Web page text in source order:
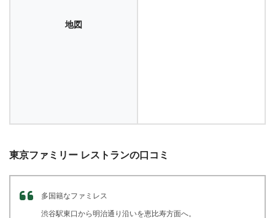
地図
東京ファミリー レストランの口コミ
多国籍なファミレス
渋谷駅東口から明治通り沿いを恵比寿方面へ。